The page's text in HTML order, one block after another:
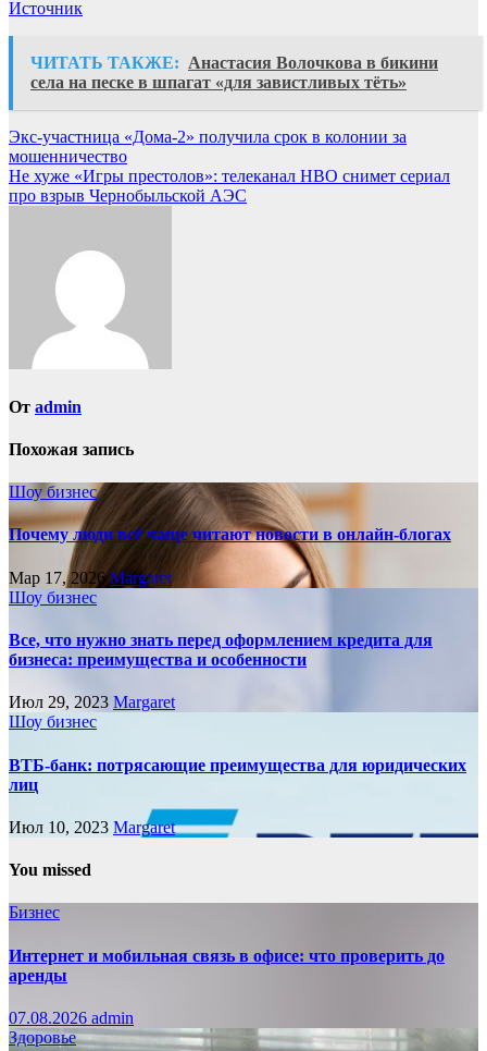
Источник
ЧИТАТЬ ТАКЖЕ: Анастасия Волочкова в бикини
села на песке в шпагат «для завистливых тёть»
Навигация
по
записям
Экс-участница «Дома-2» получила срок в колонии за
мошенничество
Не хуже «Игры престолов»: телеканал НВО снимет сериал
про взрыв Чернобыльской АЭС
От admin
Похожая запись
Шоу бизнес
Почему люди всё чаще читают новости в онлайн-блогах
Мар 17, 2026Margaret
Шоу бизнес
Все, что нужно знать перед оформлением кредита для
бизнеса: преимущества и особенности
Июл 29, 2023 Margaret
Шоу бизнес
ВТБ-банк: потрясающие преимущества для юридических
лиц
Июл 10, 2023 Margaret
You missed
Бизнес
Интернет и мобильная связь в офисе: что проверить до
аренды
07.08.2026 admin
Здоровье